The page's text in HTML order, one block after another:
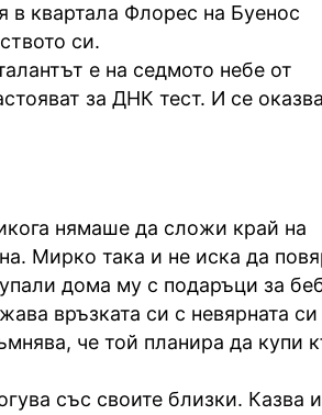
в квартала Флорес на Буенос
си.
е на седмото небе от
за ДНК тест. И се
нямаше да сложи край на
Мирко така и не иска да
дома му с подаръци за
връзката си с невярната си
че той планира да купи
със своите близки. Казва